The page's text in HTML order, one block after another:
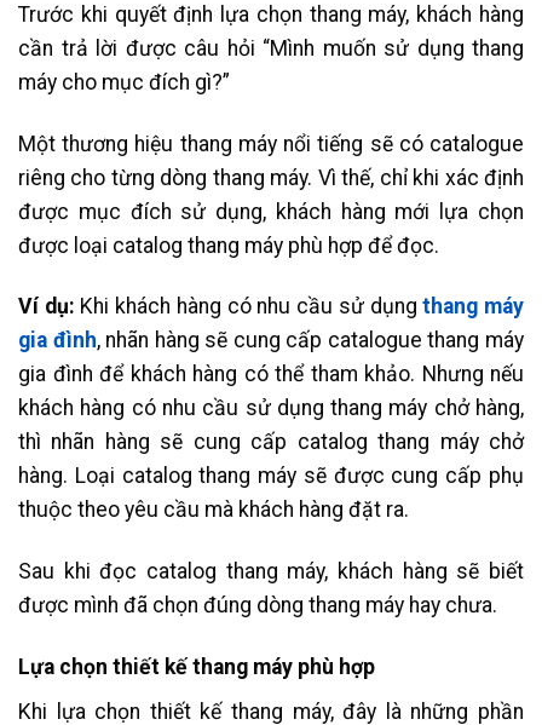
Trước khi quyết định lựa chọn thang máy, khách hàng
cần trả lời được câu hỏi “Mình muốn sử dụng thang
máy cho mục đích gì?”
Một thương hiệu thang máy nổi tiếng sẽ có catalogue
riêng cho từng dòng thang máy. Vì thế, chỉ khi xác định
được mục đích sử dụng, khách hàng mới lựa chọn
được loại catalog thang máy phù hợp để đọc.
Ví dụ: Khi khách hàng có nhu cầu sử dụngthang máy
gia đình, nhãn hàng sẽ cung cấp catalogue thang máy
gia đình để khách hàng có thể tham khảo. Nhưng nếu
khách hàng có nhu cầu sử dụng thang máy chở hàng,
thì nhãn hàng sẽ cung cấp catalog thang máy chở
hàng. Loại catalog thang máy sẽ được cung cấp phụ
thuộc theo yêu cầu mà khách hàng đặt ra.
Sau khi đọc catalog thang máy, khách hàng sẽ biết
được mình đã chọn đúng dòng thang máy hay chưa.
Lựa chọn thiết kế thang máy phù hợp
Khi lựa chọn thiết kế thang máy, đây là những phần